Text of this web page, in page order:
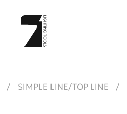
SIMPLE LINE/TOP LINE